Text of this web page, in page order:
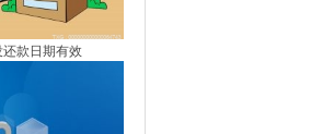
还款日期有效